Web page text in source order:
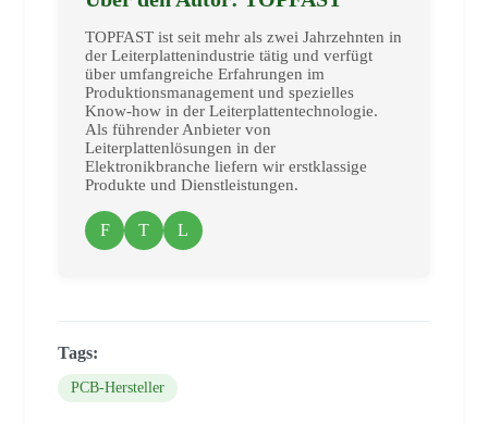
TOPFAST ist seit mehr als zwei Jahrzehnten in
der Leiterplattenindustrie tätig und verfügt
über umfangreiche Erfahrungen im
Produktionsmanagement und spezielles
Know-how in der Leiterplattentechnologie.
Als führender Anbieter von
Leiterplattenlösungen in der
Elektronikbranche liefern wir erstklassige
Produkte und Dienstleistungen.
F T L
Tags:
PCB-Hersteller